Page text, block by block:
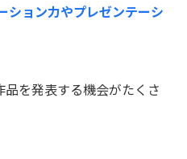
ション力やプレゼンテーシ
を発表する機会がたくさ